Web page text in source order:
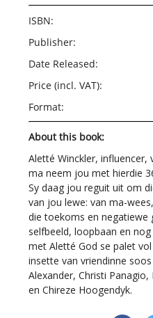
ISBN:
Publisher:
Date Released:
Price (incl. VAT):
Format:
About this book:
Aletté Winckler,
ma neem jou met hierdie
Sy daag jou reguit uit om
van jou lewe: van ma-
die toekoms en negatiewe
selfbeeld, loopbaan en
met Aletté God se palet
insette van vriendinne
Alexander, Christi
en Chireze Hoogendyk.